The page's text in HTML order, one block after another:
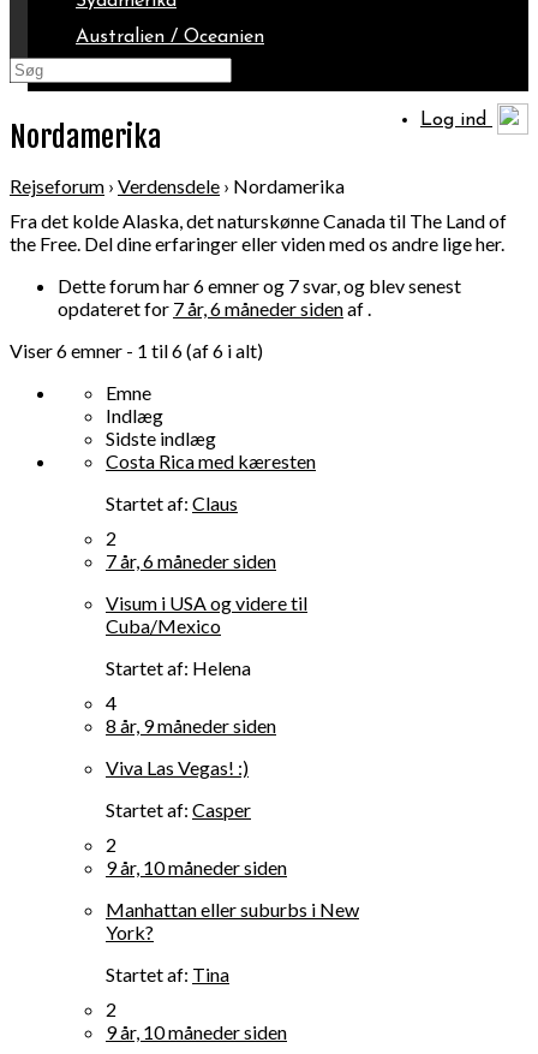
Australien / Oceanien
Log ind
Nordamerika
Rejseforum › Verdensdele › Nordamerika
Fra det kolde Alaska, det naturskønne Canada til The Land of
the Free. Del dine erfaringer eller viden med os andre lige her.
Dette forum har 6 emner og 7 svar, og blev senest
opdateret for 7 år, 6 måneder sidenaf .
Viser 6 emner - 1 til 6 (af 6 i alt)
Emne
Indlæg
Sidste indlæg
Costa Rica med kæresten
Startet af: Claus
2
7 år, 6 måneder siden
Visum i USA og videre til
Cuba/Mexico
Startet af: Helena
4
8 år, 9 måneder siden
Viva Las Vegas! :)
Startet af: Casper
2
9 år, 10 måneder siden
Manhattan eller suburbs i New
York?
Startet af: Tina
2
9 år, 10 måneder siden